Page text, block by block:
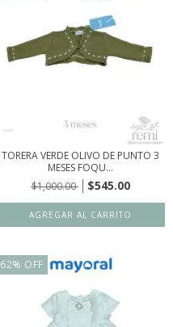
TORERA VERDE OLIVO DE PUNTO 3
MESES FOQU...
$1,000.00
$545.00
62% OFF